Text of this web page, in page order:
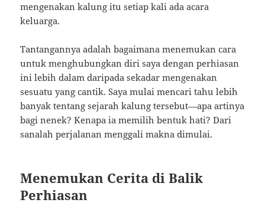
mengenakan kalung itu setiap kali ada acara
keluarga.
Tantangannya adalah bagaimana menemukan cara
untuk menghubungkan diri saya dengan perhiasan
ini lebih dalam daripada sekadar mengenakan
sesuatu yang cantik. Saya mulai mencari tahu lebih
banyak tentang sejarah kalung tersebut—apa artinya
bagi nenek? Kenapa ia memilih bentuk hati? Dari
sanalah perjalanan menggali makna dimulai.
Menemukan Cerita di Balik
Perhiasan